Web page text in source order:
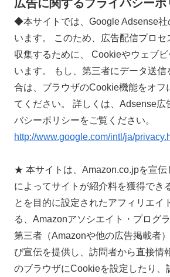
広告に関するプライバシーポ
◆本サイトでは、Google Adsense社
います。 このため、広告配信プロセ
収集するために、 Cookieやウェブ
います。 もし、第三者にデータ送
合は、ブラウザのCookie機能をオフ
てください。 詳しくは、Adsense広
バシーポリシーをご覧ください。
http://www.google.com/intl/ja/
★ 本サイトは、Amazon.co.jpを宣伝
によってサイトが紹介料を獲得でき
とを目的に設定されたアフィリエイ
る、Amazonアソシエイト・プログ
第三者（Amazonや他の広告掲載者
び宣伝を提供し、訪問者から直接情
のブラウザにCookieを設定したり、